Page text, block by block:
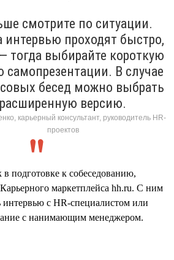
смотрите по ситуации.
интервью проходят быстро,
тогда выбирайте короткую
самопрезентации. В случае
бесед можно выбрать
расширенную версию.
карьерный консультант, руководитель HR-
проектов
подготовке к собеседованию,
Карьерного маркетплейса hh.ru. С ним
интервью с HR-специалистом или
с нанимающим менеджером.